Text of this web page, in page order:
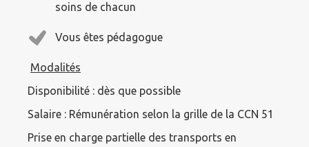
soins de chacun
Vous êtes pédagogue
Modalités
Disponibilité : dès que possible
Salaire : Rémunération selon la grille de la CCN 51
Prise en charge partielle des transports en